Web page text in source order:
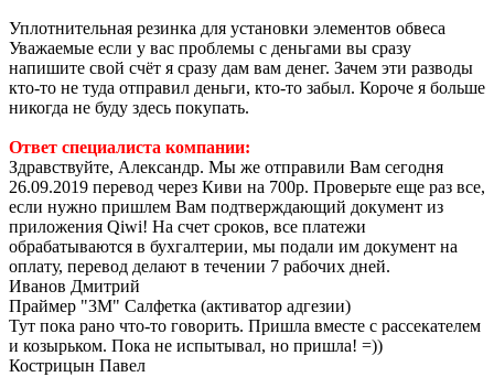
Уплотнительная резинка для установки элементов обвеса
Уважаемые если у вас проблемы с деньгами вы сразу
напишите свой счёт я сразу дам вам денег. Зачем эти разводы
кто-то не туда отправил деньги, кто-то забыл. Короче я больше
никогда не буду здесь покупать.
Ответ специалиста компании:
Здравствуйте, Александр. Мы же отправили Вам сегодня
26.09.2019 перевод через Киви на 700р. Проверьте еще раз все,
если нужно пришлем Вам подтверждающий документ из
приложения Qiwi! На счет сроков, все платежи
обрабатываются в бухгалтерии, мы подали им документ на
оплату, перевод делают в течении 7 рабочих дней.
Иванов Дмитрий
Праймер "3М" Салфетка (активатор адгезии)
Тут пока рано что-то говорить. Пришла вместе с рассекателем
и козырьком. Пока не испытывал, но пришла! =))
Кострицын Павел